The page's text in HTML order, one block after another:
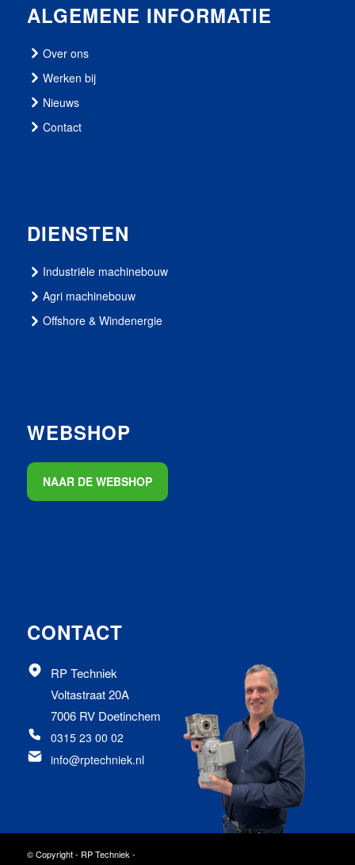
ALGEMENE INFORMATIE
Over ons
Werken bij
Nieuws
Contact
DIENSTEN
Industriële machinebouw
Agri machinebouw
Offshore & Windenergie
WEBSHOP
NAAR DE WEBSHOP
CONTACT
RP Techniek
Voltastraat 20A
7006 RV Doetinchem
0315 23 00 02
info@rptechniek.nl
© Copyright - RP Techniek -